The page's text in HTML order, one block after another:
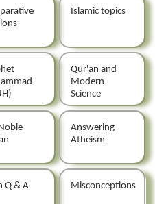
Islamic topics
Qur'an and
Modern
Science
Answering
Atheism
Q & A Misconceptions